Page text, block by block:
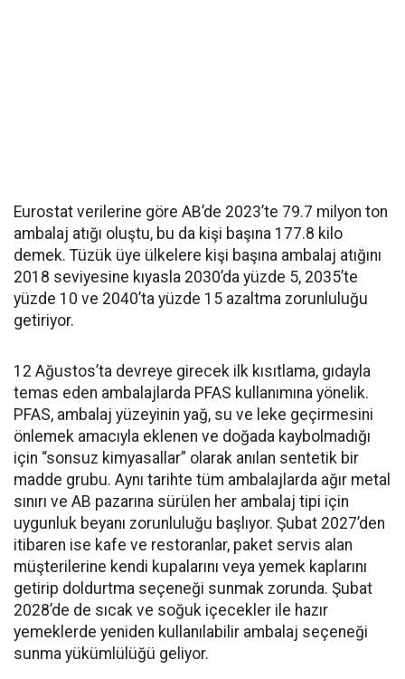
Eurostat verilerine göre AB’de 2023’te 79.7 milyon ton
ambalaj atığı oluştu, bu da kişi başına 177.8 kilo
demek. Tüzük üye ülkelere kişi başına ambalaj atığını
2018 seviyesine kıyasla 2030’da yüzde 5, 2035’te
yüzde 10 ve 2040’ta yüzde 15 azaltma zorunluluğu
getiriyor.
12 Ağustos’ta devreye girecek ilk kısıtlama, gıdayla
temas eden ambalajlarda PFAS kullanımına yönelik.
PFAS, ambalaj yüzeyinin yağ, su ve leke geçirmesini
önlemek amacıyla eklenen ve doğada kaybolmadığı
için “sonsuz kimyasallar” olarak anılan sentetik bir
madde grubu. Aynı tarihte tüm ambalajlarda ağır metal
sınırı ve AB pazarına sürülen her ambalaj tipi için
uygunluk beyanı zorunluluğu başlıyor. Şubat 2027’den
itibaren ise kafe ve restoranlar, paket servis alan
müşterilerine kendi kupalarını veya yemek kaplarını
getirip doldurtma seçeneği sunmak zorunda. Şubat
2028’de de sıcak ve soğuk içecekler ile hazır
yemeklerde yeniden kullanılabilir ambalaj seçeneği
sunma yükümlülüğü geliyor.